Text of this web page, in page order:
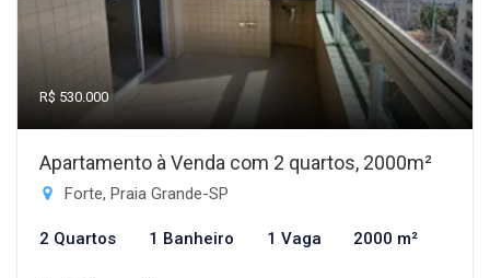
R$ 530.000
Apartamento à Venda com 2 quartos, 2000m²
Forte, Praia Grande-SP
2 Quartos 1 Banheiro 1 Vaga 2000 m²